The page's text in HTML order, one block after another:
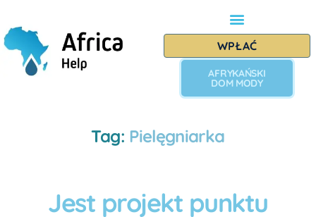
WPŁAĆ
AFRYKAŃSKI
DOM MODY
Tag: Pielęgniarka
Jest projekt punktu